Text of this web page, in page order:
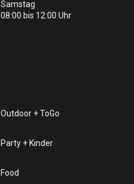
Samstag
08:00 bis 12:00 Uhr
Outdoor + ToGo
Party + Kinder
Food